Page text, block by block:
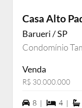
Casa Alto
Barueri / SP
Condomínio
Venda
R$ 30.000.000
8 vagas na
8 | 44 |